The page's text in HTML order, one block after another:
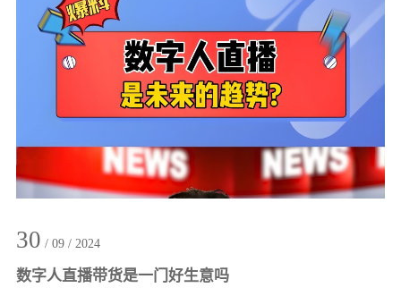
30 / 09 / 2024
数字人直播带货是一门好生意吗